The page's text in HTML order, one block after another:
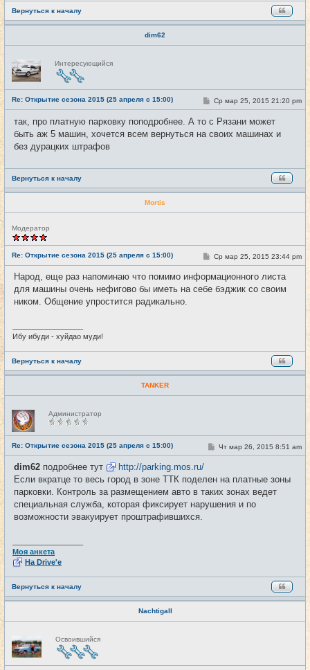
Вернуться к началу
dim62
е
в
с
е
т
и
Интересующийся
Re: Открытие сезона 2015 (25 апреля с 15:00) #15
С
о
б
щ
е
Ср мар 25, 2015 21:20 pm
так, про платную парковку поподробнее. А то с Рязани может
быть аж 5 машин, хочется всем вернуться на своих машинах и
без дурацких штрафов
Вернуться к началу
Mortis
Н
е
в
с
е
т
и
Модератор
Re: Открытие сезона 2015 (25 апреля с 15:00) #16
С
о
б
щ
Ср мар 25, 2015 23:44 pm
Народ, еще раз напоминаю что помимо информационного листа
для машины очень нефигово бы иметь на себе бэджик со своим
ником. Общение упростится радикально.
Ибу ибуди - хуйдао муди!
Вернуться к началу
TANKER
Н
е
в
с
е
т
и
Администратор
Re: Открытие сезона 2015 (25 апреля с 15:00) #17
С
о
щ
н
и
Чт мар 26, 2015 8:51 am
dim62 подробнее тут
http://parking.mos.ru/
Если вкратце то весь город в зоне ТТК поделен на платные зоны
парковки. Контроль за размещением авто в таких зонах ведет
специальная служба, которая фиксирует нарушения и по
возможности эвакуирует проштрафившихся.
Моя анкета
На Drive'e
Вернуться к началу
Nachtigall
е
в
с
е
Освоившийся